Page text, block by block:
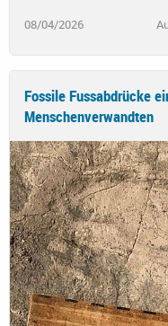
08/04/2026
Fossile Fussabdrücke
Menschenverwandten